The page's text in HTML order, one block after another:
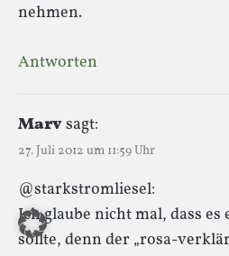
nehmen.
Antworten
Marvsagt:
27. Juli 2012 um 11:59 Uhr
@starkstromliesel:
Ich glaube nicht mal, dass
sollte, denn der „rosa-